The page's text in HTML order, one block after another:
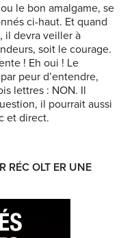
le bon amalgame, se
ci-haut. Et quand
il devra veiller à
soit le courage.
! Eh oui ! Le
peur d’entendre,
lettres : NON. Il
il pourrait aussi
et direct.
RÉC OLT ER UNE